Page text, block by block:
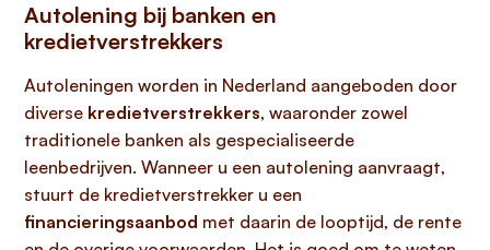
Autolening bij banken en
kredietverstrekkers
Autoleningen worden in Nederland aangeboden door
diverse kredietverstrekkers, waaronder zowel
traditionele banken als gespecialiseerde
leenbedrijven. Wanneer u een autolening aanvraagt,
stuurt de kredietverstrekker u een
financieringsaanbod met daarin de looptijd, de rente